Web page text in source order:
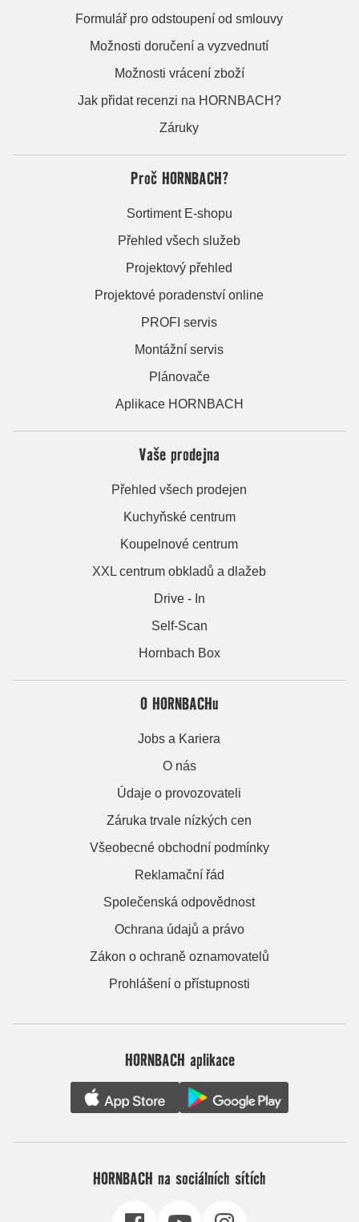
Formulář pro odstoupení od smlouvy
Možnosti doručení a vyzvednutí
Možnosti vrácení zboží
Jak přidat recenzi na HORNBACH?
Záruky
Proč HORNBACH?
Sortiment E-shopu
Přehled všech služeb
Projektový přehled
Projektové poradenství online
PROFI servis
Montážní servis
Plánovače
Aplikace HORNBACH
Vaše prodejna
Přehled všech prodejen
Kuchyňské centrum
Koupelnové centrum
XXL centrum obkladů a dlažeb
Drive - In
Self-Scan
Hornbach Box
O HORNBACHu
Jobs a Kariera
O nás
Údaje o provozovateli
Záruka trvale nízkých cen
Všeobecné obchodní podmínky
Reklamační řád
Společenská odpovědnost
Ochrana údajů a právo
Zákon o ochraně oznamovatelů
Prohlášení o přístupnosti
HORNBACH aplikace
HORNBACH na sociálních sítích